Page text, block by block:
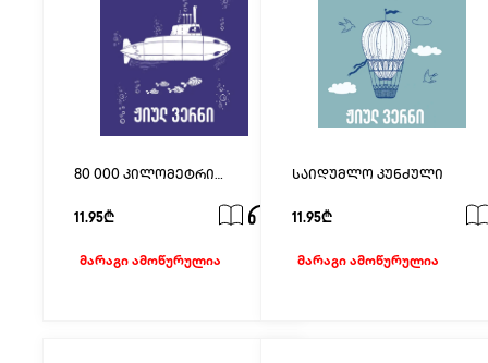
80 000 კილომეტრი
11.95₾
მარაგი ამოწურულია
საიდუმლო კუნძული
11.95₾
მარაგი ამოწურულია